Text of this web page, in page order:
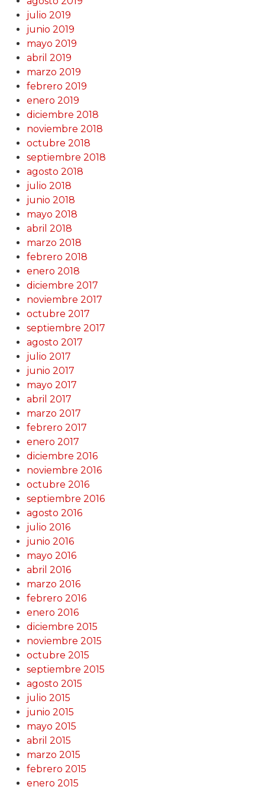
julio 2019
junio 2019
mayo 2019
abril 2019
marzo 2019
febrero 2019
enero 2019
diciembre 2018
noviembre 2018
octubre 2018
septiembre 2018
agosto 2018
julio 2018
junio 2018
mayo 2018
abril 2018
marzo 2018
febrero 2018
enero 2018
diciembre 2017
noviembre 2017
octubre 2017
septiembre 2017
agosto 2017
julio 2017
junio 2017
mayo 2017
abril 2017
marzo 2017
febrero 2017
enero 2017
diciembre 2016
noviembre 2016
octubre 2016
septiembre 2016
agosto 2016
julio 2016
junio 2016
mayo 2016
abril 2016
marzo 2016
febrero 2016
enero 2016
diciembre 2015
noviembre 2015
octubre 2015
septiembre 2015
agosto 2015
julio 2015
junio 2015
mayo 2015
abril 2015
marzo 2015
febrero 2015
enero 2015